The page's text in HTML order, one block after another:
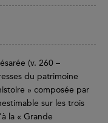
(v. 260 –
du patrimoine
» composée par
sur les trois
la « Grande